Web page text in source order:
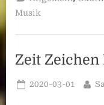
Musik
Zeit Zeichen
Posted
2020-03-01 By